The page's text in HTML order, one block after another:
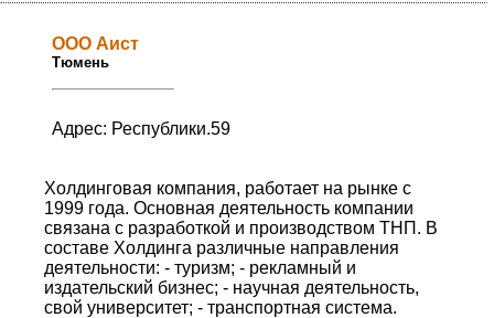
ООО Аист
Тюмень
Адрес: Республики.59
Холдинговая компания, работает на рынке с
1999 года. Основная деятельность компании
связана с разработкой и производством ТНП. В
составе Холдинга различные направления
деятельности: - туризм; - рекламный и
издательский бизнес; - научная деятельность,
свой университет; - транспортная система.